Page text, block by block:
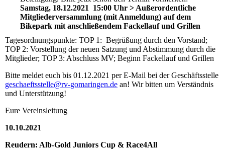
Samstag, 18.12.2021 15:00 Uhr > Außerordentliche
Mitgliederversammlung (mit Anmeldung) auf dem
Bikepark mit anschließendem Fackellauf und Grillen
Tagesordnungspunkte: TOP 1: Begrüßung durch den Vorstand;
TOP 2: Vorstellung der neuen Satzung und Abstimmung durch die
Mitglieder; TOP 3: Abschluss MV; Beginn Fackellauf und Grillen
Bitte meldet euch bis 01.12.2021 per E-Mail bei der Geschäftsstelle
geschaeftsstelle@rv-gomaringen.de an! Wir bitten um Verständnis
und Unterstützung!
Eure Vereinsleitung
10.10.2021
Reudern: Alb-Gold Juniors Cup & Race4All